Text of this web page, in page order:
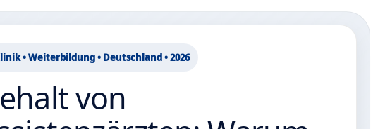
• Weiterbildung • Deutschland • 2026
von